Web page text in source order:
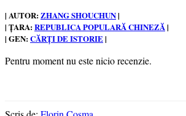
| AUTOR:ZHANG SHOUCHUN|
| ȚARA:REPUBLICA POPULARĂ CHINEZĂ |
| GEN:CĂRȚI DE ISTORIE|
Pentru moment nu este nicio recenzie.